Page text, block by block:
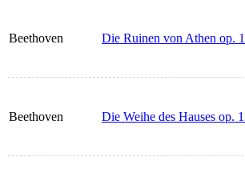
Beethoven Die Ruinen von Athen op.
Beethoven Die Weihe des Hauses op.